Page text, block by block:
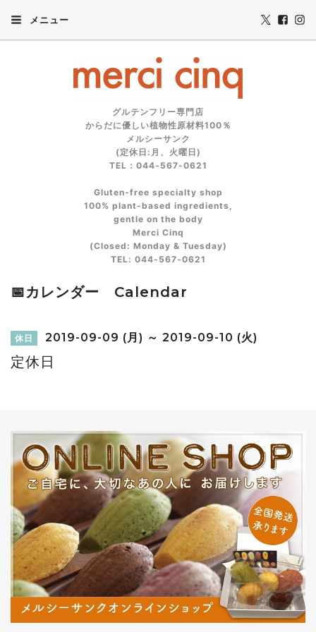
メニュー
グルテンフリー専門店
からだに優しい植物性原材料100％
メルシーサンク
(定休日:月、火曜日)
TEL：044-567-0621
Gluten‑free specialty shop
100% plant‑based ingredients,
gentle on the body
Merci Cinq
(Closed: Monday & Tuesday)
TEL: 044‑567‑0621
📅カレンダー Calendar
休日 2019-09-09 (月) ～ 2019-09-10 (火)
定休日